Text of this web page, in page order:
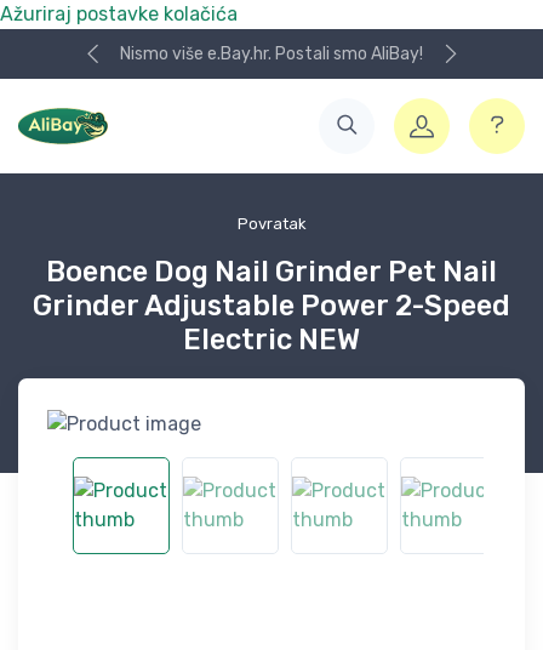
Ažuriraj postavke kolačića
Nismo više e.Bay.hr. Postali smo AliBay!
Povratak
Boence Dog Nail Grinder Pet Nail
Grinder Adjustable Power 2-Speed
Electric NEW